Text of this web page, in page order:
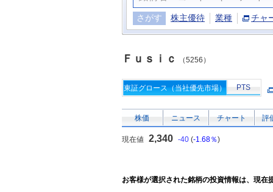
さがす 株主優待 業種 チャ
Ｆｕｓｉｃ （5256）
東証グロース（当社優先市場） PTS
株価 ニュース チャート 評
現在値 2,340 -40 (-1.68％)
お客様が選択された銘柄の投資情報は、現在